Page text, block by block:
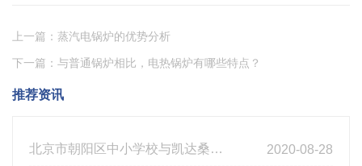
上一篇：蒸汽电锅炉的优势分析
下一篇：与普通锅炉相比，电热锅炉有哪些特点？
推荐资讯
北京市朝阳区中小学校与凯达桑泰达成合作 2020-08-28